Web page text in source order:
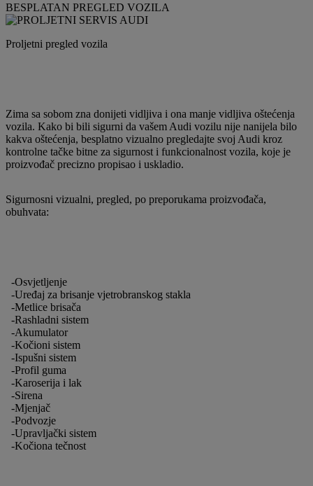
BESPLATAN PREGLED VOZILA
Proljetni pregled vozila
Zima sa sobom zna donijeti vidljiva i ona manje vidljiva oštećenja
vozila. Kako bi bili sigurni da vašem Audi vozilu nije nanijela bilo
kakva oštećenja, besplatno vizualno pregledajte svoj Audi kroz
kontrolne tačke bitne za sigurnost i funkcionalnost vozila, koje je
proizvođač precizno propisao i uskladio.
Sigurnosni vizualni, pregled, po preporukama proizvođača,
obuhvata:
-Osvjetljenje
-Uređaj za brisanje vjetrobranskog stakla
-Metlice brisača
-Rashladni sistem
-Akumulator
-Kočioni sistem
-Ispušni sistem
-Profil guma
-Karoserija i lak
-Sirena
-Mjenjač
-Podvozje
-Upravljački sistem
-Kočiona tečnost